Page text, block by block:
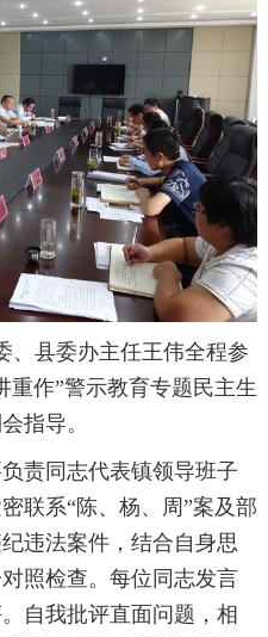
县委办主任王伟全程参
重作”警示教育专题民主生
指导。
同志代表镇领导班子
联系“陈、杨、周”案及部
违法案件，结合自身思
照检查。每位同志发言
自我批评直面问题，相